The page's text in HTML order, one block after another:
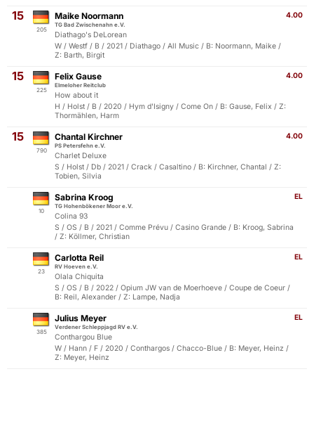
15
205
4.00
Maike Noormann
TG Bad Zwischenahn e.V.
Diathago's DeLorean
W / Westf / B / 2021 / Diathago / All Music / B: Noormann, Maike /
Z: Barth, Birgit
15
225
4.00
Felix Gause
Elmeloher Reitclub
How about it
H / Holst / B / 2020 / Hym d'Isigny / Come On / B: Gause, Felix / Z:
Thormählen, Harm
15
790
4.00
Chantal Kirchner
PS Petersfehn e.V.
Charlet Deluxe
S / Holst / Db / 2021 / Crack / Casaltino / B: Kirchner, Chantal / Z:
Tobien, Silvia
10
EL
Sabrina Kroog
TG Hohenbökener Moor e.V.
Colina 93
S / OS / B / 2021 / Comme Prévu / Casino Grande / B: Kroog, Sabrina
/ Z: Köllmer, Christian
23
EL
Carlotta Reil
RV Hoeven e.V.
Olala Chiquita
S / OS / B / 2022 / Opium JW van de Moerhoeve / Coupe de Coeur /
B: Reil, Alexander / Z: Lampe, Nadja
385
EL
Julius Meyer
Verdener Schleppjagd RV e.V.
Conthargou Blue
W / Hann / F / 2020 / Conthargos / Chacco-Blue / B: Meyer, Heinz /
Z: Meyer, Heinz